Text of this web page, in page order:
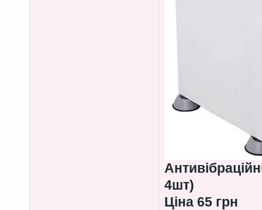
4шт)
Ціна 65 грн